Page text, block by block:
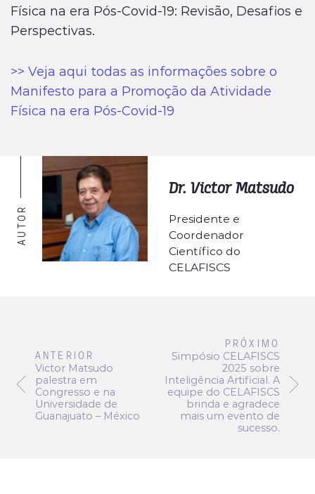
Física na era Pós-Covid-19: Revisão, Desafios e
Perspectivas.
>> Veja aqui todas as informações sobre o
Manifesto para a Promoção da Atividade
Física na era Pós-Covid-19
AUTOR
Dr. Victor Matsudo
Presidente e
Coordenador
Científico do
CELAFISCS
ANTERIOR
Victor Matsudo
palestra em
Congresso e na
Universidade de
Guanajuato – México
PRÓXIMO
Simpósio CELAFISCS
2025 sobre
Inteligência Artificial. A
equipe do CELAFISCS
brinda e agradece
mais um evento de
sucesso.